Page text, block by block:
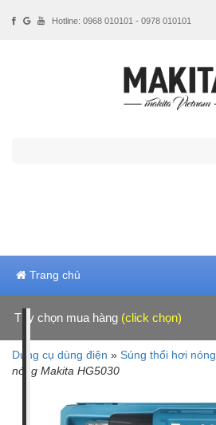
Trang chủ
Tùy chọn mua hàng (click chọn)
Hãng sản xuất
Makita
Maktec (2)
Dụng cụ dùng điện » Súng thổi hơi nóng
nóng Makita HG5030
Hotline: 0968 010101 - 0978 010101